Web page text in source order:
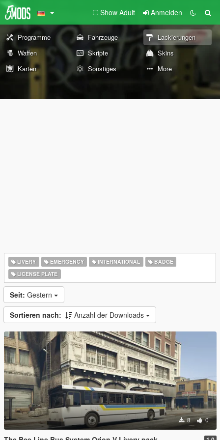
Show Adult Anmelden
Programme Fahrzeuge
Lackierungen
Waffen
Skripte
Skins
Karten
Sonstiges More
LIVERY EMERGENCY INTERNATIONAL
BADGE
LICENSE PLATE
Seit: Gestern
Sortieren nach: Anzahl der Downloads
8 0